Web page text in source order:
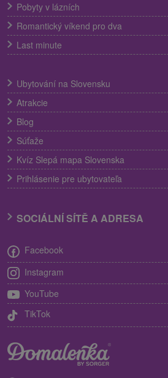
Pobyty v lázních
Romantický víkend pro dva
Last minute
Ubytování na Slovensku
Atrakcie
Blog
Súťaže
Kvíz Slepá mapa Slovenska
Prihlásenie pre ubytovateľa
SOCIÁLNÍ SÍTĚ A ADRESA
Facebook
Instagram
YouTube
TikTok